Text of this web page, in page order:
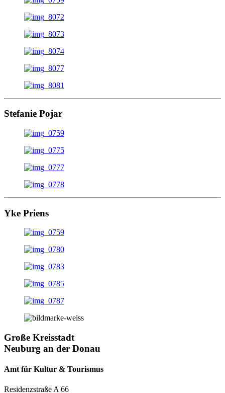
Stefanie Pojar
Yke Priens
Große Kreisstadt
Neuburg an der Donau
Amt für Kultur & Tourismus
Residenzstraße A 66